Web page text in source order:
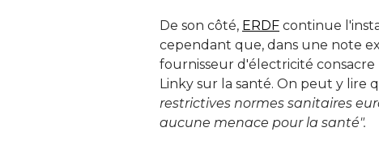
De son côté, ERDF continue
cependant que, dans une note
fournisseur d'électricité
Linky sur la santé. On peut y lire
restrictives normes sanitaires
aucune menace pour la santé".